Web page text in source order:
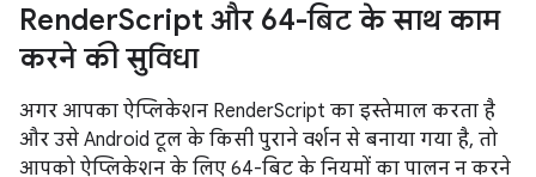
RenderScript और 64-बिट के साथ काम
करने की सुविधा
अगर आपका ऐप्लिकेशन RenderScript का इस्तेमाल करता है
और उसे Android टूल के किसी पुराने वर्शन से बनाया गया है, तो
आपको ऐप्लिकेशन के लिए 64-बिट के नियमों का पालन न करने